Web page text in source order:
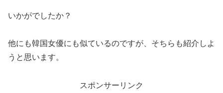
いかがでしたか？
他にも韓国女優にも似ているのですが、そちらも紹介しよ
うと思います。
スポンサーリンク